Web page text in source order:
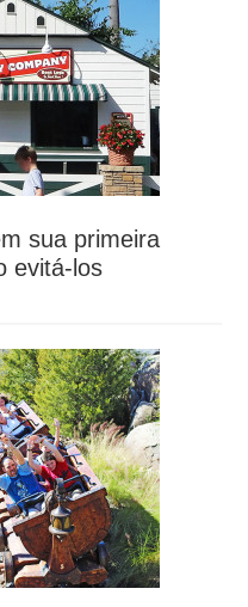
sua primeira
evitá-los